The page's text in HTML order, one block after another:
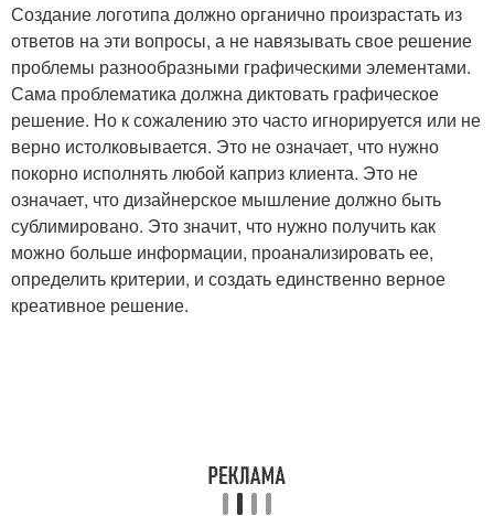
Создание логотипа должно органично произрастать из
ответов на эти вопросы, а не навязывать свое решение
проблемы разнообразными графическими элементами.
Сама проблематика должна диктовать графическое
решение. Но к сожалению это часто игнорируется или не
верно истолковывается. Это не означает, что нужно
покорно исполнять любой каприз клиента. Это не
означает, что дизайнерское мышление должно быть
сублимировано. Это значит, что нужно получить как
можно больше информации, проанализировать ее,
определить критерии, и создать единственно верное
креативное решение.